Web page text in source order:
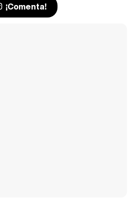
¡Comenta!